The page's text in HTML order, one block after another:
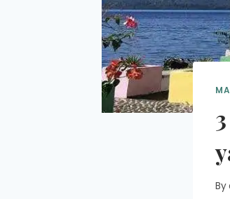
By